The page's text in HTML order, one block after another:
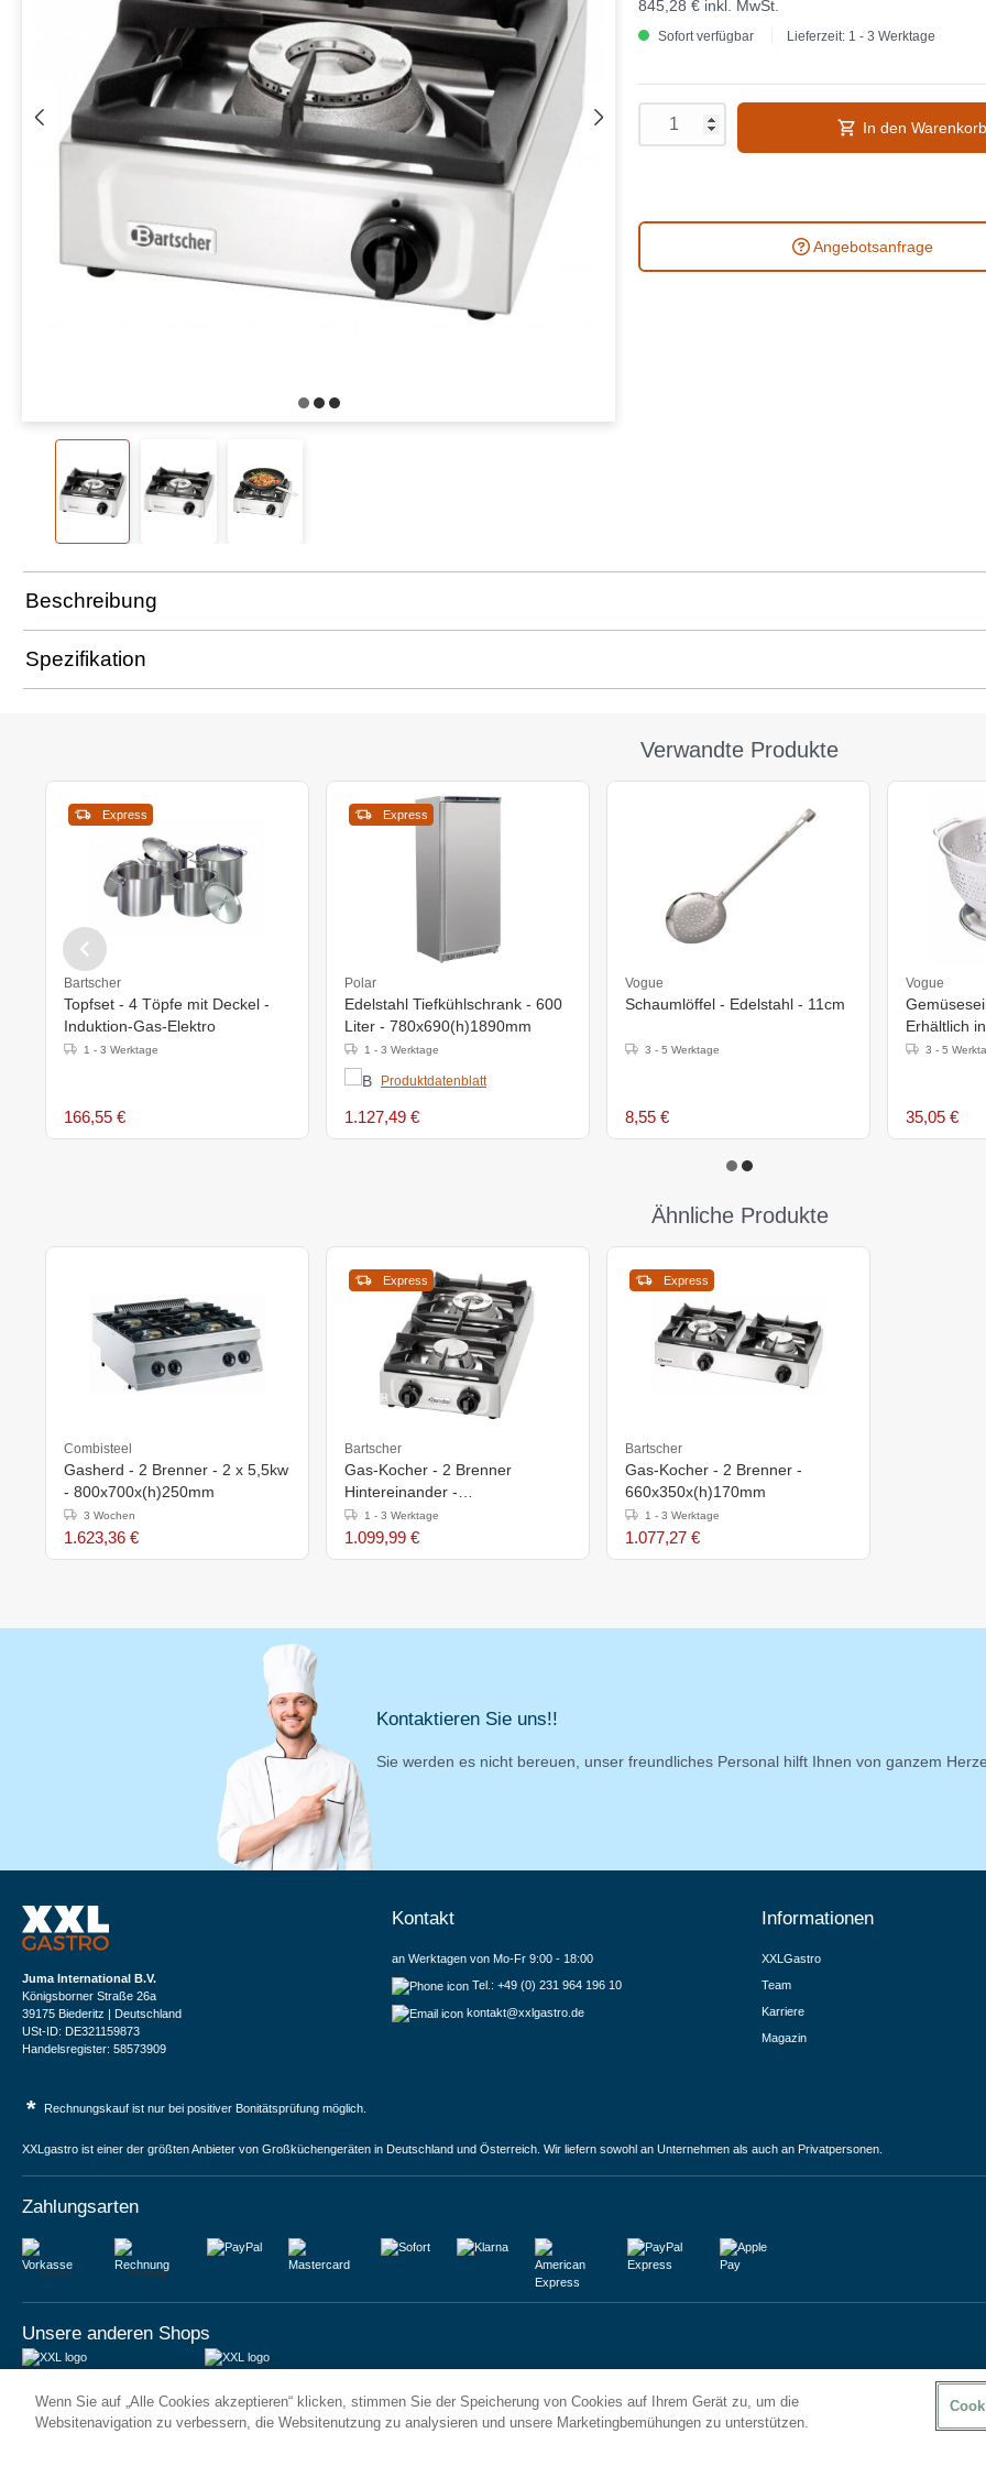
845,28 € inkl. MwSt.
Sofort verfügbar Lieferzeit: 1 - 3 Werktage
In den Warenkorb
Angebotsanfrage
Beschreibung
Spezifikation
Verwandte Produkte
Express
Bartscher
Topfset - 4 Töpfe mit Deckel -
Induktion-Gas-Elektro
1 - 3 Werktage
166,55 €
Express
Polar
Edelstahl Tiefkühlschrank - 600
Liter - 780x690(h)1890mm
1 - 3 Werktage
Produktdatenblatt
1.127,49 €
Vogue
Schaumlöffel - Edelstahl - 11cm
3 - 5 Werktage
8,55 €
Vogue
Erhältlich
3 - 5
35,05 €
Ähnliche Produkte
Combisteel
Gasherd - 2 Brenner - 2 x 5,5kw
- 800x700x(h)250mm
3 Wochen
1.623,36 €
Express
Bartscher
Gas-Kocher - 2 Brenner
Hintereinander -
350x660x(h)170mm
1 - 3 Werktage
1.099,99 €
Express
Bartscher
Gas-Kocher - 2 Brenner -
660x350x(h)170mm
1 - 3 Werktage
1.077,27 €
Kontaktieren Sie uns!!
Sie werden es nicht bereuen, unser freundliches Personal hilft Ihnen von ganzem
Juma International B.V.
Königsborner Straße 26a
39175 Biederitz | Deutschland
USt-ID: DE321159873
Handelsregister: 58573909
Kontakt
an Werktagen von Mo-Fr 9:00 - 18:00
Tel.: +49 (0) 231 964 196 10
kontakt@xxlgastro.de
Informationen
XXLGastro
Team
Karriere
Magazin
* Rechnungskauf ist nur bei positiver Bonitätsprüfung möglich.
XXLgastro ist einer der größten Anbieter von Großküchengeräten in Deutschland und Österreich. Wir liefern sowohl an Unternehmen als auch an Privatpersonen.
Zahlungsarten
Vorkasse Rechnung
Unsere anderen Shops
6 Rue des Bateliers
92110 Clichy | France
Vrijheidweg 34
1521RR Wormerveer | Nederland
Wenn Sie auf „Alle Cookies akzeptieren“ klicken, stimmen Sie der Speicherung von Cookies auf Ihrem Gerät zu, um die
Websitenavigation zu verbessern, die Websitenutzung zu analysieren und unsere Marketingbemühungen zu unterstützen.